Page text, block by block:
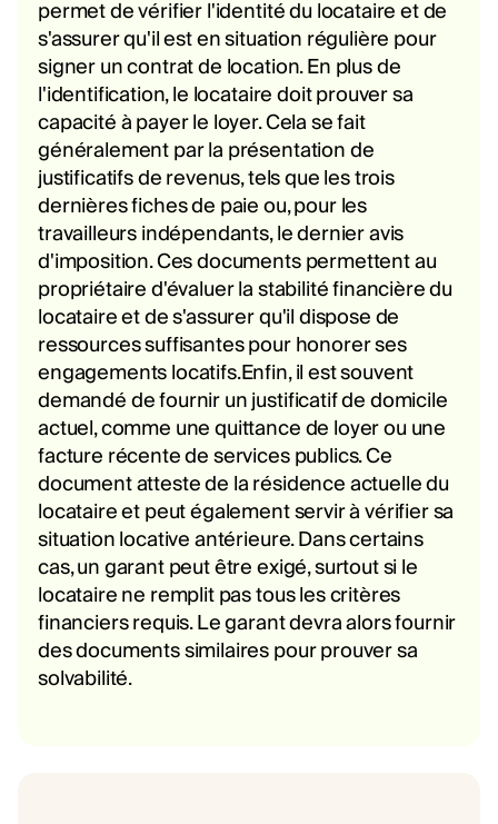
permet de vérifier l'identité du locataire et de
s'assurer qu'il est en situation régulière pour
signer un contrat de location. En plus de
l'identification, le locataire doit prouver sa
capacité à payer le loyer. Cela se fait
généralement par la présentation de
justificatifs de revenus, tels que les trois
dernières fiches de paie ou, pour les
travailleurs indépendants, le dernier avis
d'imposition. Ces documents permettent au
propriétaire d'évaluer la stabilité financière du
locataire et de s'assurer qu'il dispose de
ressources suffisantes pour honorer ses
engagements locatifs.Enfin, il est souvent
demandé de fournir un justificatif de domicile
actuel, comme une quittance de loyer ou une
facture récente de services publics. Ce
document atteste de la résidence actuelle du
locataire et peut également servir à vérifier sa
situation locative antérieure. Dans certains
cas, un garant peut être exigé, surtout si le
locataire ne remplit pas tous les critères
financiers requis. Le garant devra alors fournir
des documents similaires pour prouver sa
solvabilité.